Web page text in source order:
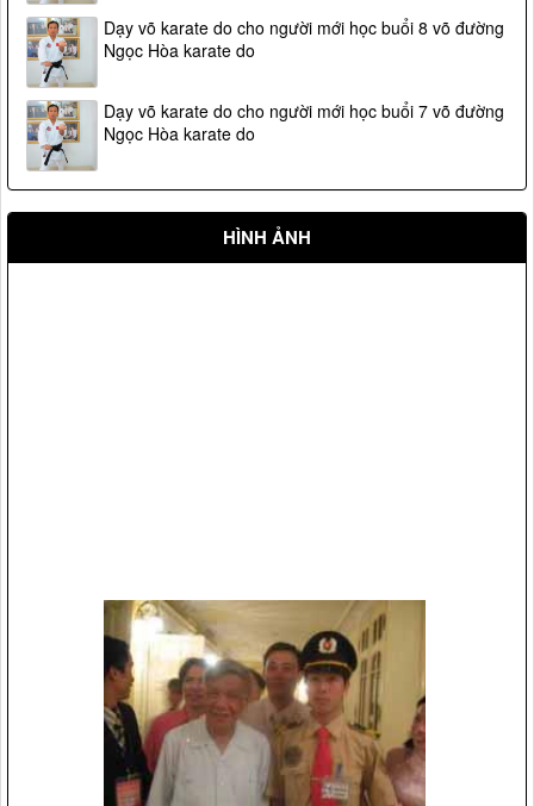
Dạy võ karate do cho người mới học buổi 8 võ đường
Ngọc Hòa karate do
Dạy võ karate do cho người mới học buổi 7 võ đường
Ngọc Hòa karate do
HÌNH ẢNH